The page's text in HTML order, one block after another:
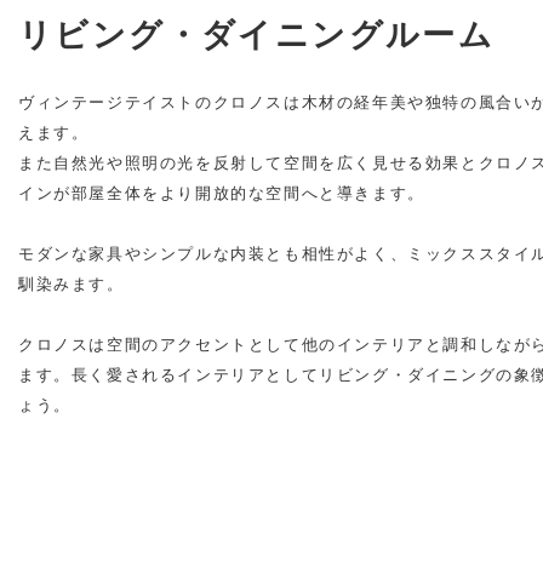
リビング・ダイニングルーム
ヴィンテージテイストのクロノスは木材の経年美や独特の風合い
えます。
また自然光や照明の光を反射して空間を広く見せる効果とクロノ
インが部屋全体をより開放的な空間へと導きます。
モダンな家具やシンプルな内装とも相性がよく、ミックススタイ
馴染みます。
クロノスは空間のアクセントとして他のインテリアと調和しなが
ます。長く愛されるインテリアとしてリビング・ダイニングの象
ょう。